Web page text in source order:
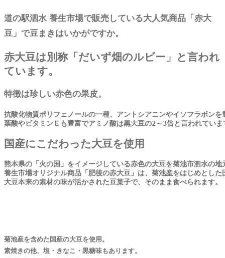
道の駅泗水 養生市場で販売している大人気商品「赤大
豆」で豆まきはいかがですか。
赤大豆は別称「だいず畑のルビー」と言われ
ています。
特徴は珍しい赤色の果皮。
抗酸化物質ポリフェノールの一種、アントシアニンやイソフラボン
葉酸やビタミンＥも豊富でアミノ酸は黒大豆の2～3倍と言われていま
国産にこだわった大豆を使用
熊本県の「火の国」をイメージしている赤色の大豆を菊池市泗水の
養生市場オリジナル商品「肥後の赤大豆」は、菊池産をはじめとし
大豆本来の素材の味が活かされた豆菓子で、そのまま食べられます。
菊池産を含めた国産の大豆を使用。
素焼きの他、塩・きなこ・黒糖味もあります。